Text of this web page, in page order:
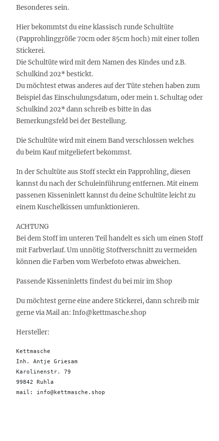
Besonderes sein.
Hier bekommtst du eine klassisch runde Schultüte
(Papprohlinggröße 70cm oder 85cm hoch) mit einer tollen
Stickerei.
Die Schultüte wird mit dem Namen des Kindes und z.B.
Schulkind 202* bestickt.
Du möchtest etwas anderes auf der Tüte stehen haben zum
Beispiel das Einschulungsdatum, oder mein 1. Schultag oder
Schulkind 202* dann schreib es bitte in das
Bemerkungsfeld bei der Bestellung.
Die Schultüte wird mit einem Band verschlossen welches
du beim Kauf mitgeliefert bekommst.
In der Schultüte aus Stoff steckt ein Papprohling, diesen
kannst du nach der Schuleinführung entfernen. Mit einem
passenen Kisseninlett kannst du deine Schultüte leicht zu
einem Kuschelkissen umfunktionieren.
ACHTUNG
Bei dem Stoff im unteren Teil handelt es sich um einen Stoff
mit Farbverlauf. Um unnötig Stoffverschnitt zu vermeiden
können die Farben vom Werbefoto etwas abweichen.
Passende Kisseninletts findest du bei mir im Shop
Du möchtest gerne eine andere Stickerei, dann schreib mir
gerne via Mail an: Info@kettmasche.shop
Hersteller:
Kettmasche
Inh. Antje Griesam
Karolinenstr. 79
99842 Ruhla
mail: info@kettmasche.shop